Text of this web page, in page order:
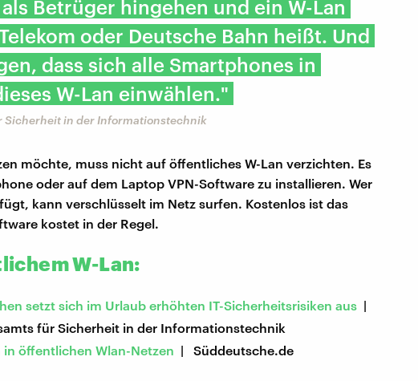
Betrüger hingehen und ein W-Lan
oder Deutsche Bahn heißt. Und
dass sich alle Smartphones in
W-Lan einwählen."
Sicherheit in der Informationstechnik
möchte, muss nicht auf öffentliches W-Lan verzichten. Es
oder auf dem Laptop VPN-Software zu installieren. Wer
kann verschlüsselt im Netz surfen. Kostenlos ist das
kostet in der Regel.
W-Lan:
setzt sich im Urlaub erhöhten IT-Sicherheitsrisiken aus |
für Sicherheit in der Informationstechnik
in öffentlichen Wlan-Netzen | Süddeutsche.de